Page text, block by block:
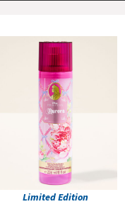
Limited Edition